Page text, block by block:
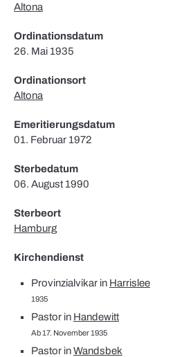
Altona
Ordinationsdatum
26. Mai 1935
Ordinationsort
Altona
Emeritierungsdatum
01. Februar 1972
Sterbedatum
06. August 1990
Sterbeort
Hamburg
Kirchendienst
Provinzialvikar in Harrislee
1935
Pastor in Handewitt
Ab 17. November 1935
Pastor inWandsbek